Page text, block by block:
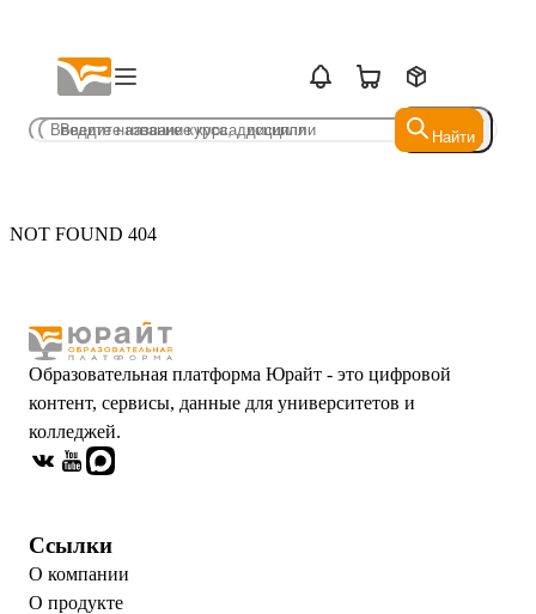
Найти
Найти
NOT FOUND 404
Образовательная платформа Юрайт - это цифровой
контент, сервисы, данные для университетов и
колледжей.
Ссылки
О компании
О продукте